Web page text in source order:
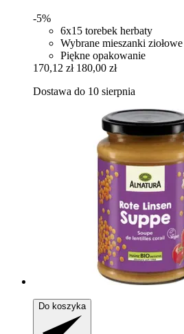
-5%
6x15 torebek herbaty
Wybrane mieszanki ziołowe
Piękne opakowanie
170,12 zł 180,00 zł
Dostawa do 10 sierpnia
Do koszyka